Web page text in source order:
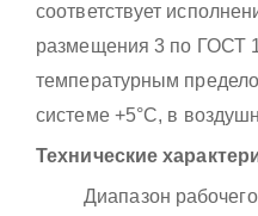
соответствует
размещения 3 по ГОСТ
температурным
системе +5°С, в
Технические
Диапазон